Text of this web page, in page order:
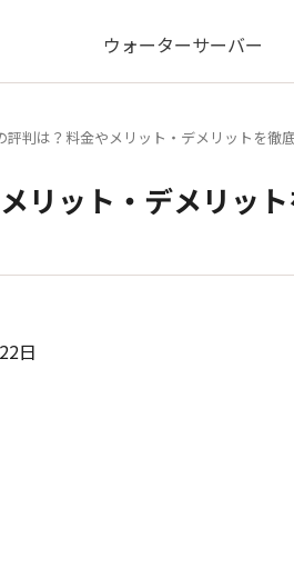
ウォーターサーバー
評判は？料金やメリット・デメリットを徹
リット・デメリッ
日